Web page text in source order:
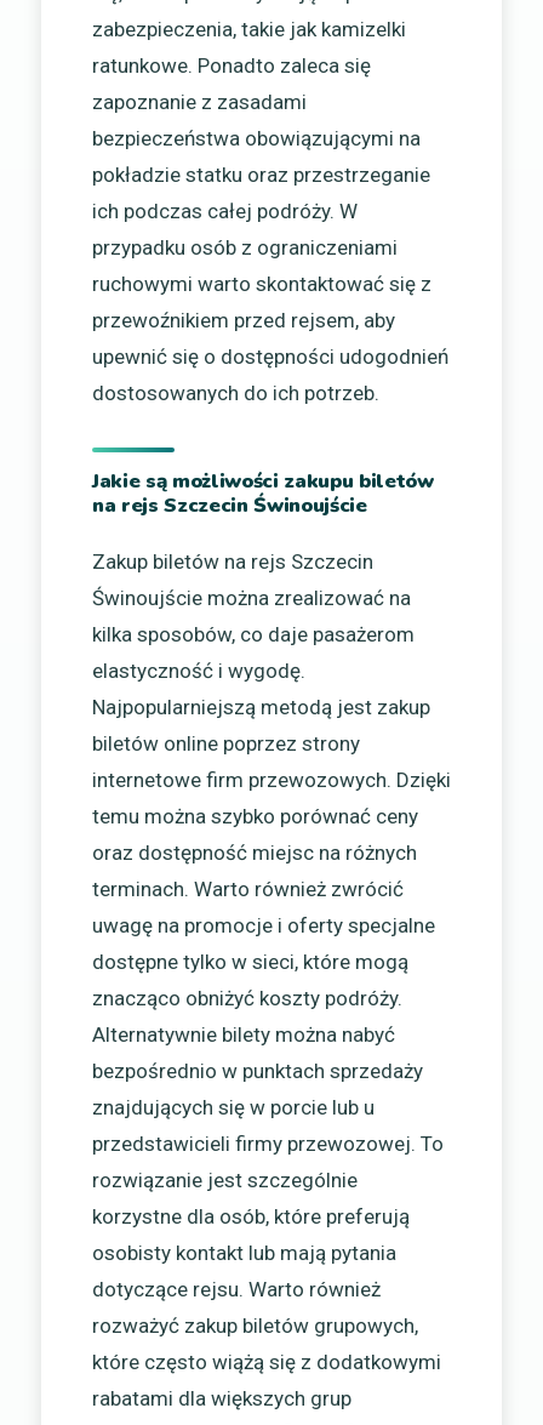
zabezpieczenia, takie jak kamizelki
ratunkowe. Ponadto zaleca się
zapoznanie z zasadami
bezpieczeństwa obowiązującymi na
pokładzie statku oraz przestrzeganie
ich podczas całej podróży. W
przypadku osób z ograniczeniami
ruchowymi warto skontaktować się z
przewoźnikiem przed rejsem, aby
upewnić się o dostępności udogodnień
dostosowanych do ich potrzeb.
Jakie są możliwości zakupu biletów
na rejs Szczecin Świnoujście
Zakup biletów na rejs Szczecin
Świnoujście można zrealizować na
kilka sposobów, co daje pasażerom
elastyczność i wygodę.
Najpopularniejszą metodą jest zakup
biletów online poprzez strony
internetowe firm przewozowych. Dzięki
temu można szybko porównać ceny
oraz dostępność miejsc na różnych
terminach. Warto również zwrócić
uwagę na promocje i oferty specjalne
dostępne tylko w sieci, które mogą
znacząco obniżyć koszty podróży.
Alternatywnie bilety można nabyć
bezpośrednio w punktach sprzedaży
znajdujących się w porcie lub u
przedstawicieli firmy przewozowej. To
rozwiązanie jest szczególnie
korzystne dla osób, które preferują
osobisty kontakt lub mają pytania
dotyczące rejsu. Warto również
rozważyć zakup biletów grupowych,
które często wiążą się z dodatkowymi
rabatami dla większych grup